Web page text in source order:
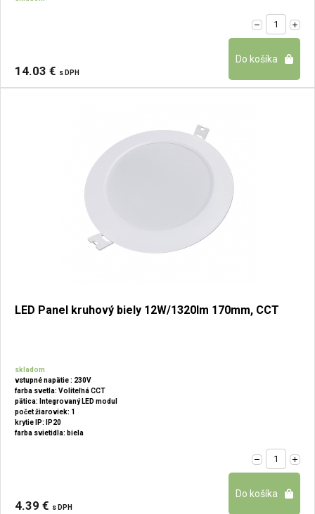
14.03 € s DPH
LED Panel kruhový biely 12W/1320lm 170mm, CCT
skladom
vstupné napätie : 230V
farba svetla: Voliteľná CCT
pätica: Integrovaný LED modul
počet žiaroviek: 1
krytie IP: IP20
farba svietidla: biela
4.39 € s DPH